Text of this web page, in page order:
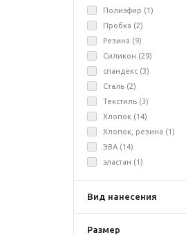
Полиэфир (1)
Пробка (2)
Резина (9)
Силикон (29)
спандекс (3)
Сталь (2)
Текстиль (3)
Хлопок (14)
Хлопок, резина (1)
ЭВА (14)
эластан (1)
Вид нанесения
Размер